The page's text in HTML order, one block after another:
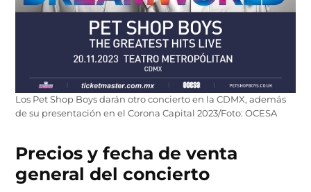
Los Pet Shop Boys darán otro concierto en la CDMX, además
de su presentación en el Corona Capital 2023/Foto: OCESA
Precios y fecha de venta
general del concierto